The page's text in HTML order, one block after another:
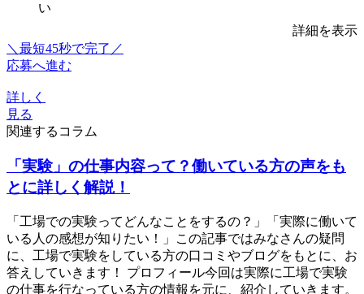
い
詳細を表示
＼最短45秒で完了／
応募へ進む
詳しく
見る
関連するコラム
「実験」の仕事内容って？働いている方の声をも
とに詳しく解説！
「工場での実験ってどんなことをするの？」「実際に働いて
いる人の感想が知りたい！」この記事ではみなさんの疑問
に、工場で実験をしている方の口コミやブログをもとに、お
答えしていきます！ プロフィール今回は実際に工場で実験
の仕事を行なっている方の情報を元に、紹介していきます。